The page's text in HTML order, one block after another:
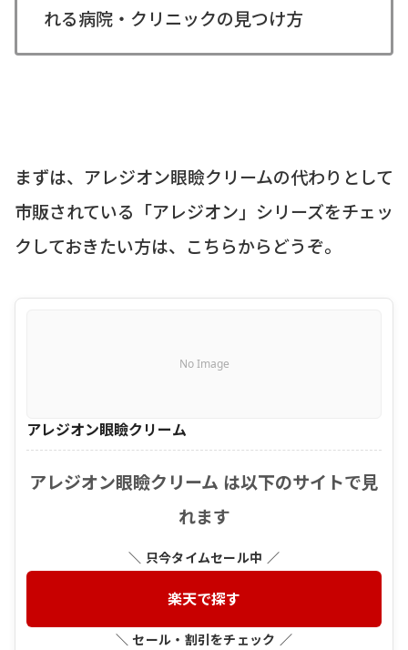
れる病院・クリニックの見つけ方
まずは、アレジオン眼瞼クリームの代わりとして
市販されている「アレジオン」シリーズをチェッ
クしておきたい方は、こちらからどうぞ。
No Image
アレジオン眼瞼クリーム
アレジオン眼瞼クリーム は以下のサイトで見
れます
＼ 只今タイムセール中 ／
楽天で探す
＼ セール・割引をチェック ／